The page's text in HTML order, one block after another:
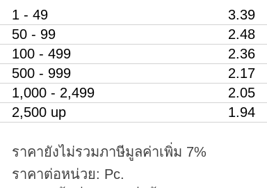
1 - 49
3.39
50 - 99
2.48
100 - 499
2.36
500 - 999
2.17
1,000 - 2,499
2.05
2,500 up
1.94
ราคายังไม่รวมภาษีมูลค่าเพิ่ม 7%
ราคาต่อหน่วย: Pc.